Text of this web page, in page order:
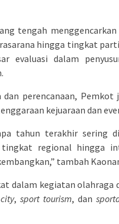
tengah
hingga tingkat
evaluasi dalam
perencanaan,
kejuaraan dan
tahun terakhir sering
regional hingga
tambah
dalam kegiatan
,sport tourism, dan